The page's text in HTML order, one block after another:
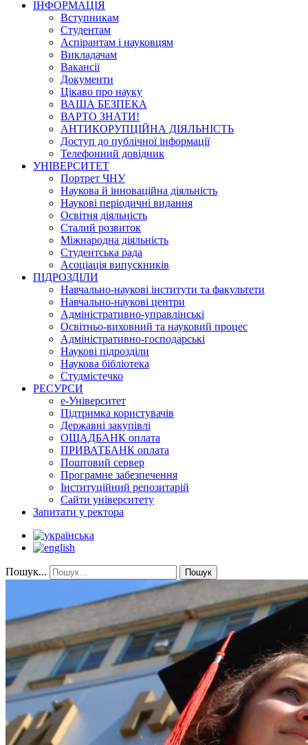
ІНФОРМАЦІЯ
Вступникам
Студентам
Аспірантам і науковцям
Викладачам
Вакансії
Документи
Цікаво про науку
ВАША БЕЗПЕКА
ВАРТО ЗНАТИ!
АНТИКОРУПЦІЙНА ДІЯЛЬНІСТЬ
Доступ до публічної інформації
Телефонний довідник
УНІВЕРСИТЕТ
Портрет ЧНУ
Наукова й інноваційна діяльність
Наукові періодичні видання
Освітня діяльність
Сталий розвиток
Міжнародна діяльність
Студентська рада
Асоціація випускників
ПІДРОЗДІЛИ
Навчально-наукові інститути та факультети
Навчально-наукові центри
Адміністративно-управлінські
Освітньо-виховний та науковий процес
Адміністративно-господарські
Наукові підрозділи
Наукова бібліотека
Студмістечко
РЕСУРСИ
е-Університет
Підтримка користувачів
Державні закупівлі
ОЩАДБАНК оплата
ПРИВАТБАНК оплата
Поштовий сервер
Програмне забезпечення
Інституційний репозитарій
Сайти університету
Запитати у ректора
Пошук... Пошук